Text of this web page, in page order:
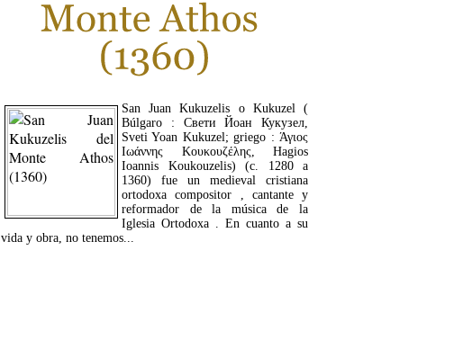
San Juan Kukuzelis o Kukuzel (
Búlgaro : Свети Йоан Кукузел,
Sveti Yoan Kukuzel; griego : Άγιος
Ιωάννης Κουκουζέλης, Hagios
Ioannis Koukouzelis) (c. 1280 a
1360) fue un medieval cristiana
ortodoxa compositor , cantante y
reformador de la música de la
Iglesia Ortodoxa . En cuanto a su
vida y obra, no tenemos...